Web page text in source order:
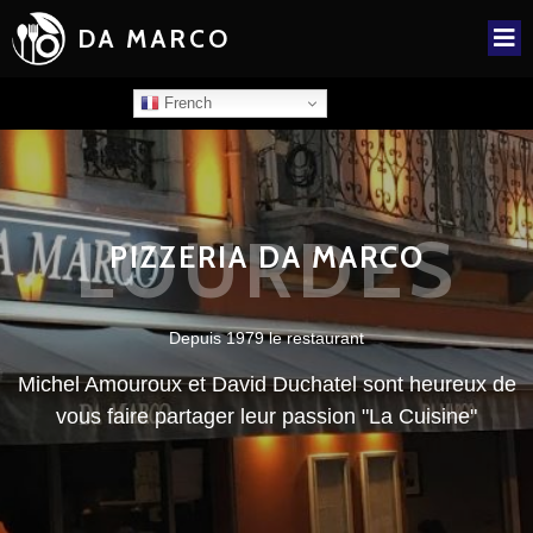
DA MARCO
French
LOURDES
PIZZERIA DA MARCO
Depuis 1979 le restaurant
Michel Amouroux et David Duchatel sont heureux de
vous faire partager leur passion "La Cuisine"